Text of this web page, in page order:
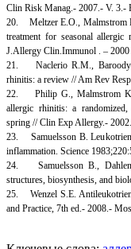
Clin Risk Manag.- 2007.- V. 3.-
20. Meltzer E.O., Malmstrom
treatment for seasonal
J.Allergy Clin.Immunol . –
21. Naclerio R.M., Baroody
rhinitis: a review // Am Rev
22. Philip G., Malmstrom K.,
allergic rhinitis: a
spring // Clin Exp Allergy.-
23. Samuelsson B.
inflammation. Science
24. Samuelsson B., Dahlen
structures, biosynthesis, and
25. Wenzel S.E.
and Practice, 7th ed.- 2008.-